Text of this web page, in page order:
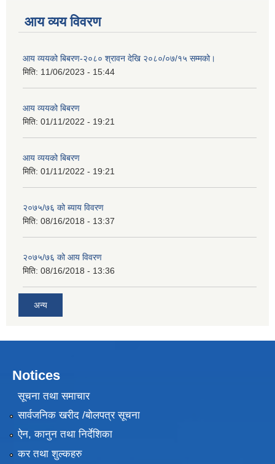
आय व्यय विवरण
आय व्ययको बिबरण-२०८० श्रावन देखि २०८०/०७/१५ सम्मको।
मिति: 11/06/2023 - 15:44
आय व्ययको बिबरण
मिति: 01/11/2022 - 19:21
आय व्ययको बिबरण
मिति: 01/11/2022 - 19:21
२०७५/७६ को ब्याय विवरण
मिति: 08/16/2018 - 13:37
२०७५/७६ को आय विवरण
मिति: 08/16/2018 - 13:36
अन्य
Notices
सूचना तथा समाचार
सार्वजनिक खरीद /बोलपत्र सूचना
ऐन, कानुन तथा निर्देशिका
कर तथा शुल्कहरु